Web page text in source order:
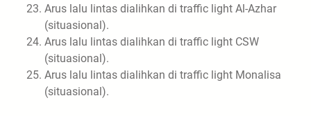
Arus lalu lintas dialihkan di traffic light Al-Azhar
(situasional).
Arus lalu lintas dialihkan di traffic light CSW
(situasional).
Arus lalu lintas dialihkan di traffic light Monalisa
(situasional).